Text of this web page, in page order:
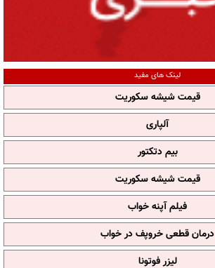
لینک های مفید
قیمت شیشه سکوریت
آلپاری
بیم دتکتور
قیمت شیشه سکوریت
فیلم آپنه خواب
درمان قطعی خروپف در خواب
لیزر فوتونا